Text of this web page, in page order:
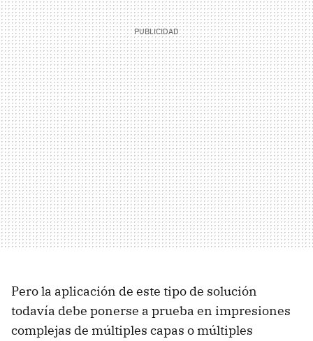
Pero la aplicación de este tipo de solución
todavía debe ponerse a prueba en impresiones
complejas de múltiples capas o múltiples